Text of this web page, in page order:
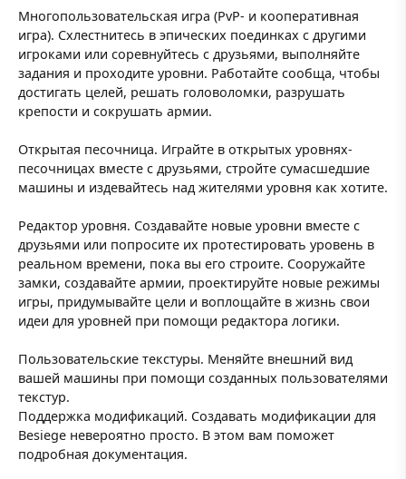
Многопользовательская игра (PvP- и кооперативная
игра). Схлестнитесь в эпических поединках с другими
игроками или соревнуйтесь с друзьями, выполняйте
задания и проходите уровни. Работайте сообща, чтобы
достигать целей, решать головоломки, разрушать
крепости и сокрушать армии.
Открытая песочница. Играйте в открытых уровнях-
песочницах вместе с друзьями, стройте сумасшедшие
машины и издевайтесь над жителями уровня как хотите.
Редактор уровня. Создавайте новые уровни вместе с
друзьями или попросите их протестировать уровень в
реальном времени, пока вы его строите. Сооружайте
замки, создавайте армии, проектируйте новые режимы
игры, придумывайте цели и воплощайте в жизнь свои
идеи для уровней при помощи редактора логики.
Пользовательские текстуры. Меняйте внешний вид
вашей машины при помощи созданных пользователями
текстур.
Поддержка модификаций. Создавать модификации для
Besiege невероятно просто. В этом вам поможет
подробная документация.